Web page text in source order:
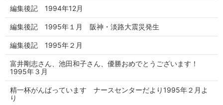
編集後記 1994年12月
編集後記 1995年１月 阪神・淡路大震災発生
編集後記 1995年２月
富井剛志さん、池田和子さん、優勝おめでとうございます！
1995年３月
精一杯がんばっています ナースセンターだより1995年２月よ
り